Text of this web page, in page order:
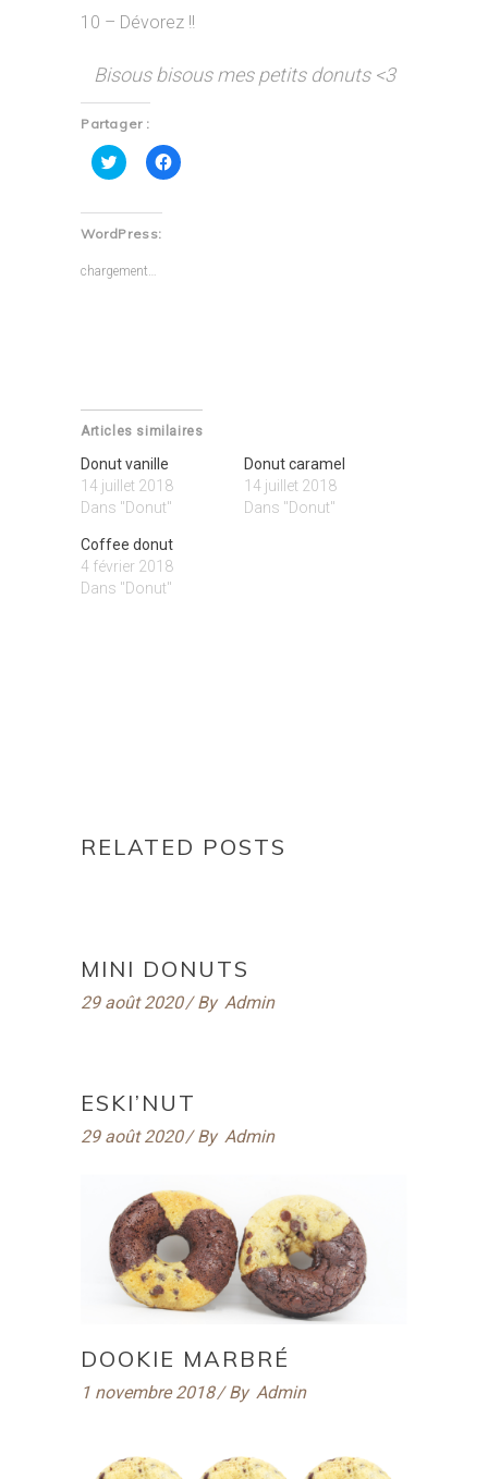
10 – Dévorez !!
Bisous bisous mes petits donuts <3
Partager :
Cliquez
pour
Twitter(ouvre
dans
une
fenêtre)
Cliquez
pour
WordPress:
chargement…
Articles similaires
Donut vanille
14 juillet 2018
Dans "Donut"
Donut caramel
14 juillet 2018
Dans "Donut"
Coffee donut
4 février 2018
Dans "Donut"
RELATED POSTS
MINI DONUTS
29 août 2020 By Admin
ESKI’NUT
29 août 2020 By Admin
DOOKIE MARBRÉ
1 novembre 2018 By Admin